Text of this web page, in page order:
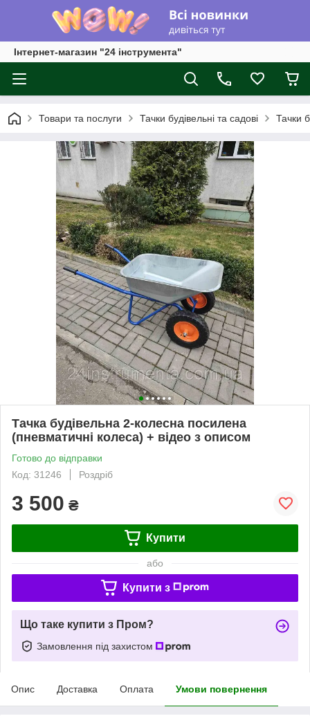
Інтернет-магазин "24 інструмента"
Товари та послуги Тачки будівельні та садові Тачки
Тачка будівельна 2-колесна посилена
(пневматичні колеса) + відео з описом
Готово до відправки
Код: 31246
Роздріб
3 500 ₴
Купити
або
Купити з
Що таке купити з Пром?
Замовлення під захистом
Опис Доставка Оплата Умови повернення